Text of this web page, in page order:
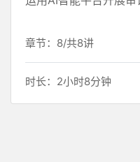
章节：8/共8讲
时长：2小时8分钟